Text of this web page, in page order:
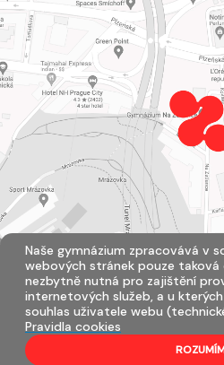
Všechna práva vyhrazena. Copyright ©
Naše gymnázium zpracovává v
webových stránek pouze taková
nezbytně nutná pro zajištění
internetových služeb, a u
souhlas uživatele webu
Pravidla cookies